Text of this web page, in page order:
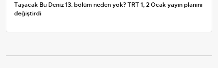
Taşacak Bu Deniz 13. bölüm neden yok? TRT 1, 2 Ocak yayın planını
değiştirdi